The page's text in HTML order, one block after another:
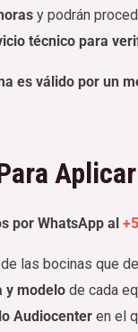
y podrán
técnico para
es válido por un
por WhatsApp al
de las bocinas que
y modelo de cada
Audiocenter en el